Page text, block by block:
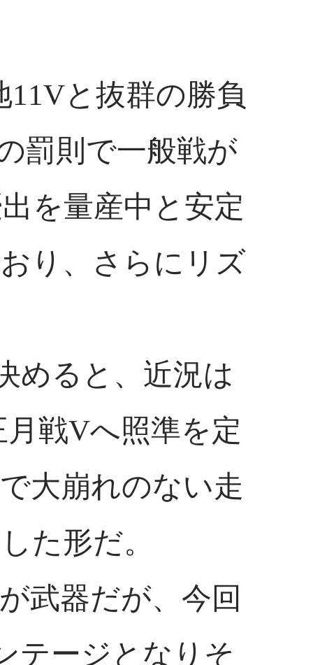
と抜群の勝負
罰則で一般戦が
を量産中と安定
り、さらにリズ
めると、近況は
戦Vへ照準を定
大崩れのない走
た形だ。
武器だが、今回
テージとなりそ